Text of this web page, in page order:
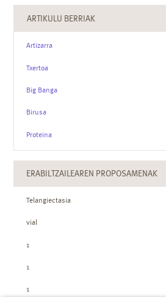
ARTIKULU BERRIAK
Artizarra
Txertoa
Big Banga
Birusa
Proteina
ERABILTZAILEAREN PROPOSAMENAK
Telangiectasia
vial
1
1
1